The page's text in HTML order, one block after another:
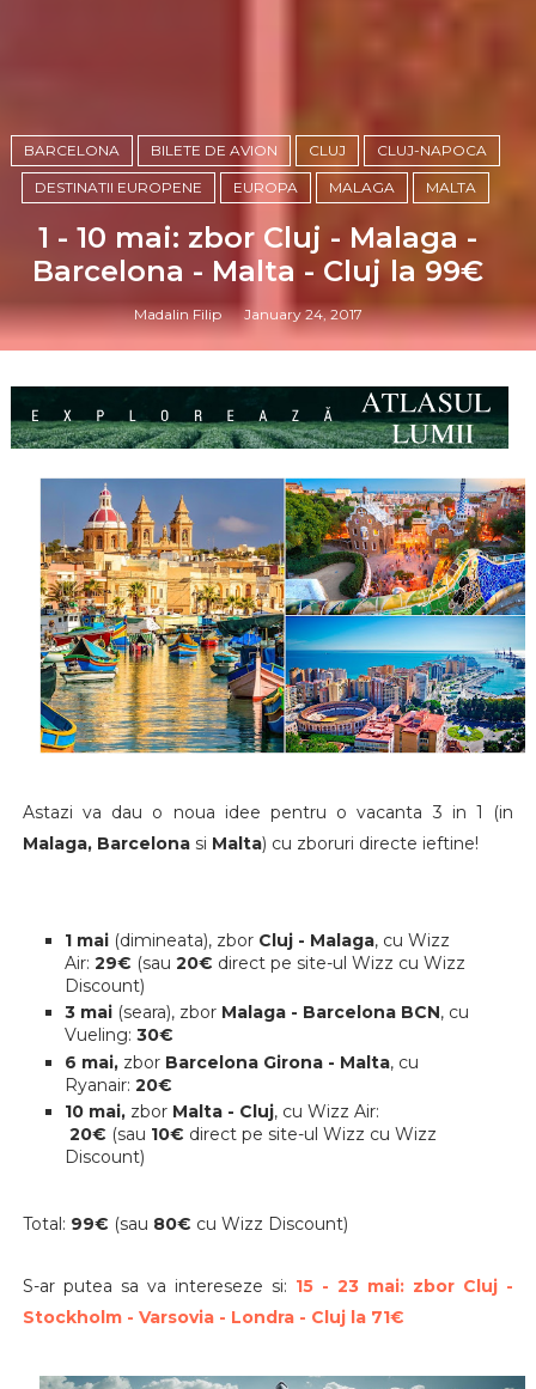
BARCELONA BILETE DE AVION CLUJ CLUJ-NAPOCA
DESTINATII EUROPENE EUROPA MALAGA MALTA
1 - 10 mai: zbor Cluj - Malaga -
Barcelona - Malta - Cluj la 99€
Madalin Filip January 24, 2017
Astazi va dau o noua idee pentru o vacanta 3 in 1 (in
Malaga, Barcelonasi Malta) cu zboruri directe ieftine!
1 mai (dimineata), zbor Cluj - Malaga, cu Wizz
Air: 29€ (sau 20€ direct pe site-ul Wizz cu Wizz
Discount)
3 mai (seara), zbor Malaga - Barcelona BCN, cu
Vueling: 30€
6 mai,zbor Barcelona Girona - Malta, cu
Ryanair: 20€
10 mai,zbor Malta - Cluj, cu Wizz Air:
20€ (sau 10€ direct pe site-ul Wizz cu Wizz
Discount)
Total: 99€ (sau 80€ cu Wizz Discount)
S-ar putea sa va intereseze si: 15 - 23 mai: zbor Cluj -
Stockholm - Varsovia - Londra - Cluj la 71€